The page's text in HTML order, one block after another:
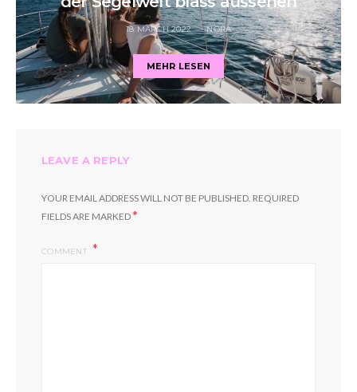
18 MARCH 2022 NORA
MEHR LESEN
LEAVE A REPLY
YOUR EMAIL ADDRESS WILL NOT BE PUBLISHED. REQUIRED
FIELDS ARE MARKED*
COMMENT